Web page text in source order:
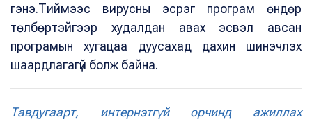
гэнэ.Тиймээс вирусны эсрэг програм өндөр
төлбөртэйгээр худалдан авах эсвэл авсан
програмын хугацаа дуусахад дахин шинэчлэх
шаардлагагүй болж байна.
Тавдугаарт, интернэтгүй орчинд ажиллах